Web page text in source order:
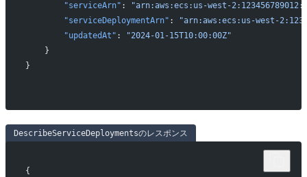
        "serviceArn"
:
"arn:aws:ecs:us-west-
        "serviceDeploymentArn"
:
"arn:aws:ecs:us-west-
        "updatedAt"
:
"2024-01-15T10:00:00Z"
    }
}
DescribeServiceDeploymentsのレスポンス
{